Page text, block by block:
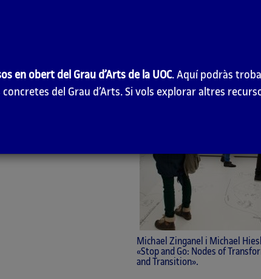
Michael Zinganel i Michael
«Stop and Go: Nodes of
and Transition».
en obert del Grau d’Arts de la UOC. Aquí podràs
del Grau d’Arts. Si vols explorar altres